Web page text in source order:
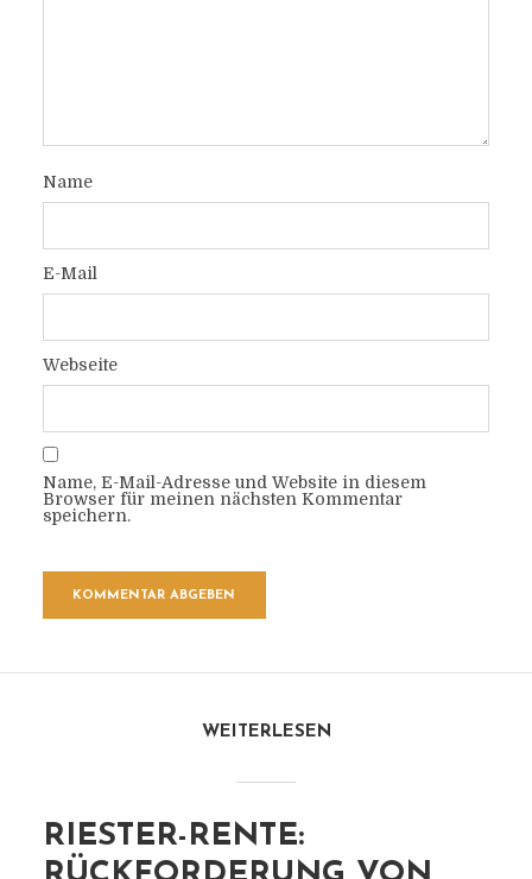
Name
E-Mail
Webseite
Name, E-Mail-Adresse und Website in diesem
Browser für meinen nächsten Kommentar
speichern.
WEITERLESEN
RIESTER-RENTE: